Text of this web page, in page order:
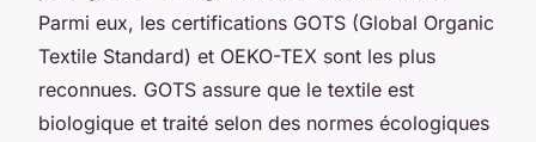
Parmi eux, les certifications GOTS (Global Organic
Textile Standard) et OEKO-TEX sont les plus
reconnues. GOTS assure que le textile est
biologique et traité selon des normes écologiques